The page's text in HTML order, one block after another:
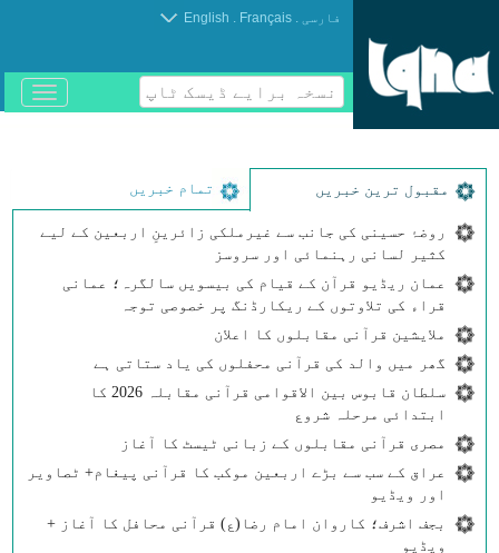
فارسی .
Français
.
English
نسخہ برایے ڈیسک ٹاپ
باز
و
مقبول ترین خبریں تمام خبریں
روضۂ حسینی کی جانب سے غیرملکی زائرینِ اربعین کے لیے
کثیر لسانی رہنمائی اور سروسز
عمان ریڈیو قرآن کے قیام کی بیسویں سالگرہ؛ عمانی
قراء کی تلاوتوں کے ریکارڈنگ پر خصوصی توجہ
ملایشین قرآنی مقابلوں کا اعلان
گھر میں والد کی قرآنی محفلوں کی یاد ستاتی ہے
سلطان قابوس بین الاقوامی قرآنی مقابلہ 2026 کا
ابتدائی مرحلہ شروع
مصری قرآنی مقابلوں کے زبانی ٹیسٹ کا آغاز
عراق کے سب سے بڑے اربعین موکب کا قرآنی پیغام+ ٹصاویر
اور ویڈیو
بجف اشرف؛ کاروان امام رضا(ع) قرآنی محافل کا آغاز +
ویڈیو